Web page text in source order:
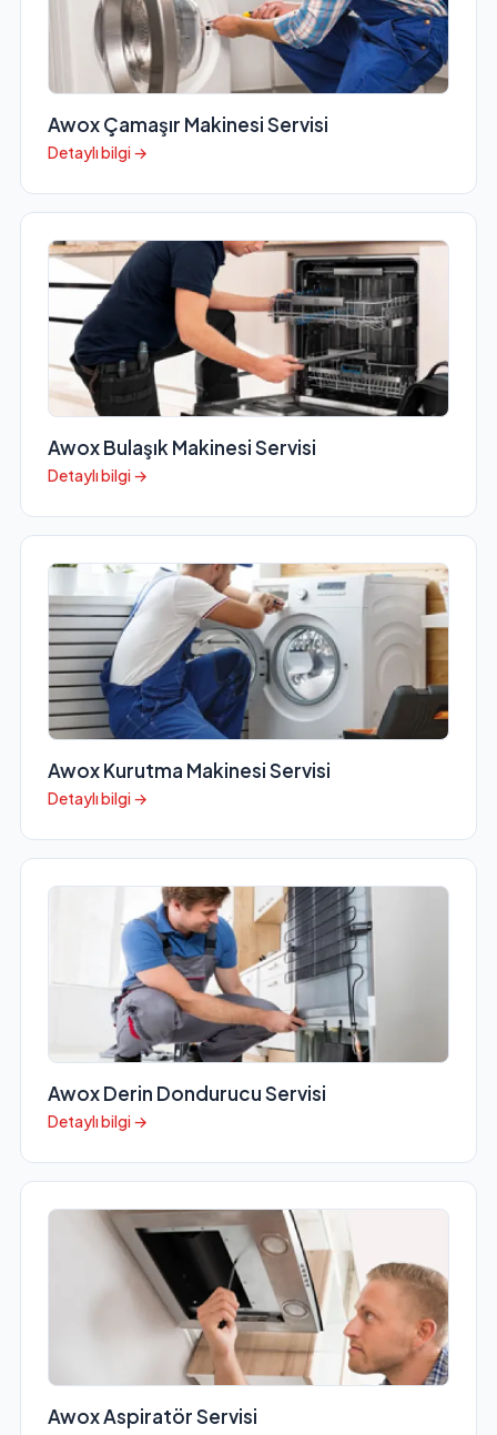
Awox Çamaşır Makinesi Servisi
Detaylı bilgi →
Awox Bulaşık Makinesi Servisi
Detaylı bilgi →
Awox Kurutma Makinesi Servisi
Detaylı bilgi →
Awox Derin Dondurucu Servisi
Detaylı bilgi →
Awox Aspiratör Servisi